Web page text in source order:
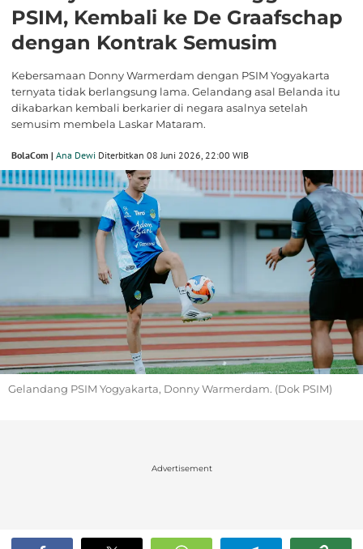
PSIM, Kembali ke De Graafschap
dengan Kontrak Semusim
Kebersamaan Donny Warmerdam dengan PSIM Yogyakarta
ternyata tidak berlangsung lama. Gelandang asal Belanda itu
dikabarkan kembali berkarier di negara asalnya setelah
semusim membela Laskar Mataram.
BolaCom | Ana Dewi Diterbitkan 08 Juni 2026, 22:00 WIB
Gelandang PSIM Yogyakarta, Donny Warmerdam. (Dok PSIM)
Advertisement